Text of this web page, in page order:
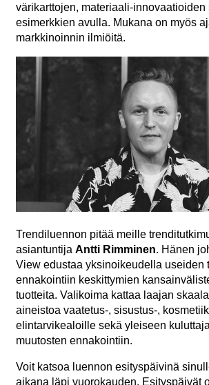
värikarttojen, materiaali-innovaatioiden
esimerkkien avulla. Mukana on myös
markkinoinnin ilmiöitä.
Trendiluennon pitää meille
asiantuntija Antti Rimminen. Hänen
View edustaa yksinoikeudella useiden
ennakointiin keskittymien
tuotteita. Valikoima kattaa laajan
aineistoa vaatetus-, sisustus-,
elintarvikealoille sekä yleiseen
muutosten ennakointiin.
Voit katsoa luennon esityspäivinä
aikana läpi vuorokauden. Esityspäivät